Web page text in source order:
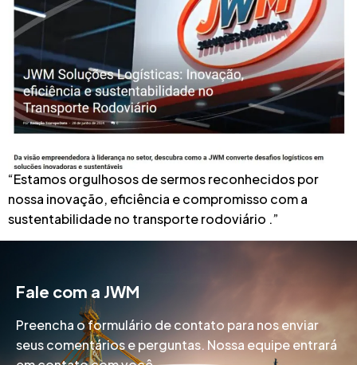
“Estamos orgulhosos de sermos reconhecidos por
nossa inovação, eficiência e compromisso com a
sustentabilidade no transporte rodoviário .”
Fale com a JWM
Preencha o formulário de contato para nos enviar
seus comentários e perguntas. Nossa equipe entrará